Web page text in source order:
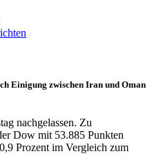
Einigung zwischen Iran und Oman
nachgelassen. Zu
Dow mit 53.885 Punkten
Prozent im Vergleich zum